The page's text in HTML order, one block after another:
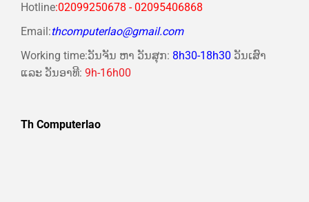
Hotline:02099250678 - 02095406868
Email:thcomputerlao@gmail.com
Working time:ວັນຈັນ ຫາ ວັນສຸກ: 8h30-18h30 ວັນເສົາ
ແລະ ວັນອາທີ: 9h-16h00
Th Computerlao